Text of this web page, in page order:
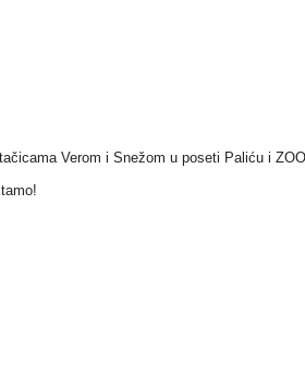
Verom i Snežom u poseti Paliću i